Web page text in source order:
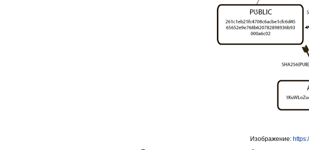
Изображение: